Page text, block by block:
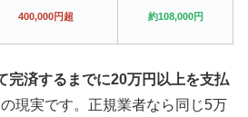
400,000円超 約108,000円
完済するまでに20万円以上を支払
の現実です。正規業者なら同じ5万